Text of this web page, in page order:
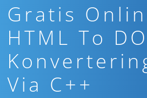
Gratis
HTML To
Via C++